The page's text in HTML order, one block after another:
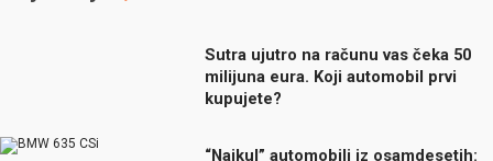
Sutra ujutro na računu vas čeka 50
milijuna eura. Koji automobil prvi
kupujete?
“Najkul” automobili iz osamdesetih: